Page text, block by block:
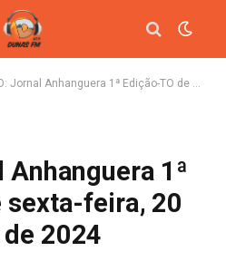
Anhanguera 1ª Edição-TO de sexta-feira, 20 de dezembro de 2024
Anhanguera 1ª
sexta-feira, 20
2024